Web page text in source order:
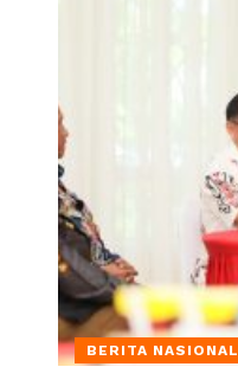
BERITA NASIONAL